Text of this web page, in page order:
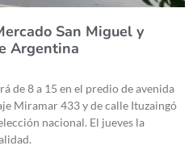
San Miguel y
Argentina
de 8 a 15 en el predio de avenida
Miramar 433 y de calle Ituzaingó
nacional. El jueves la